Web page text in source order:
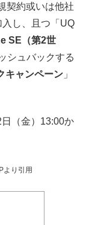
契約或いは他社
し、且つ「UQ
SE（第2世
シュバックする
キャンペーン 」
（金）13:00か
より引用